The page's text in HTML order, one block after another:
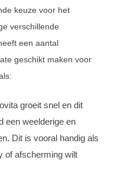
keuze voor het
verschillende
een aantal
geschikt maken voor
groeit snel en dit
een weelderige en
Dit is vooral handig als
of afscherming wilt